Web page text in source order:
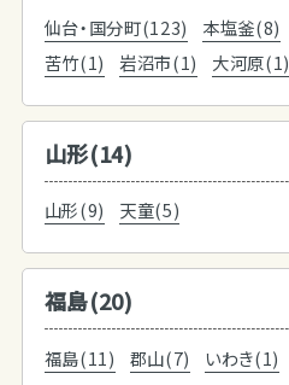
仙台・国分町(123) 本塩釜(8)
苦竹(1)
岩沼市(1) 大河原(1)
山形(14)
山形(9) 天童(5)
福島(20)
福島(11) 郡山(7) いわき(1)